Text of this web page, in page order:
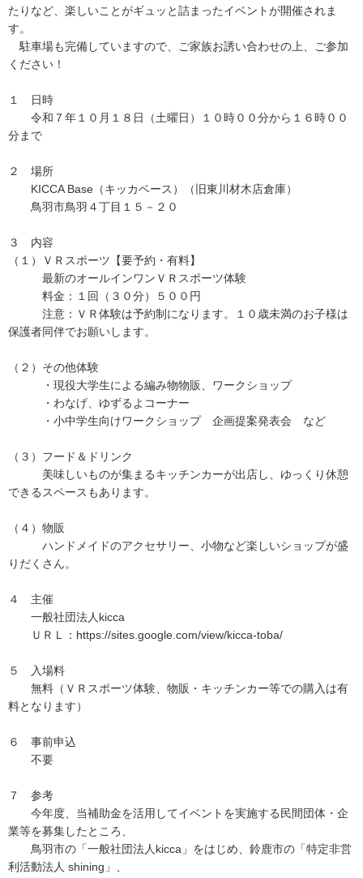
たりなど、楽しいことがギュッと詰まったイベントが開催されま
す。
駐車場も完備していますので、ご家族お誘い合わせの上、ご参加
ください！
１ 日時
令和７年１０月１８日（土曜日）１０時００分から１６時００
分まで
２ 場所
KICCA Base（キッカベース）（旧東川材木店倉庫）
鳥羽市鳥羽４丁目１５－２０
３ 内容
（１）ＶＲスポーツ【要予約・有料】
最新のオールインワンＶＲスポーツ体験
料金：１回（３０分）５００円
注意：ＶＲ体験は予約制になります。１０歳未満のお子様は
保護者同伴でお願いします。
（２）その他体験
・現役大学生による編み物物販、ワークショップ
・わなげ、ゆずるよコーナー
・小中学生向けワークショップ 企画提案発表会 など
（３）フード＆ドリンク
美味しいものが集まるキッチンカーが出店し、ゆっくり休憩
できるスペースもあります。
（４）物販
ハンドメイドのアクセサリー、小物など楽しいショップが盛
りだくさん。
４ 主催
一般社団法人kicca
ＵＲＬ：https://sites.google.com/view/kicca-toba/
５ 入場料
無料（ＶＲスポーツ体験、物販・キッチンカー等での購入は有
料となります）
６ 事前申込
不要
７ 参考
今年度、当補助金を活用してイベントを実施する民間団体・企
業等を募集したところ、
鳥羽市の「一般社団法人kicca」をはじめ、鈴鹿市の「特定非営
利活動法人 shining」、